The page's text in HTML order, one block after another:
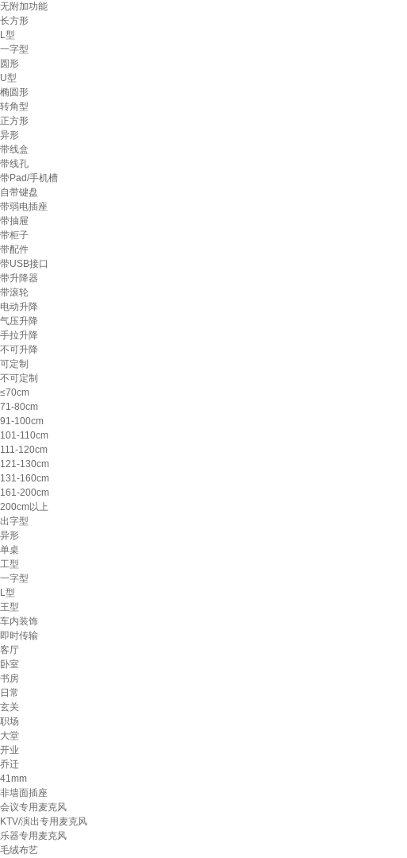
无附加功能
长方形
L型
一字型
圆形
U型
椭圆形
转角型
正方形
异形
带线盒
带线孔
带Pad/手机槽
自带键盘
带弱电插座
带抽屉
带柜子
带配件
带USB接口
带升降器
带滚轮
电动升降
气压升降
手拉升降
不可升降
可定制
不可定制
≤70cm
71-80cm
91-100cm
101-110cm
111-120cm
121-130cm
131-160cm
161-200cm
200cm以上
出字型
异形
单桌
工型
一字型
L型
王型
车内装饰
即时传输
客厅
卧室
书房
日常
玄关
职场
大堂
开业
乔迁
41mm
非墙面插座
会议专用麦克风
KTV/演出专用麦克风
乐器专用麦克风
毛绒布艺